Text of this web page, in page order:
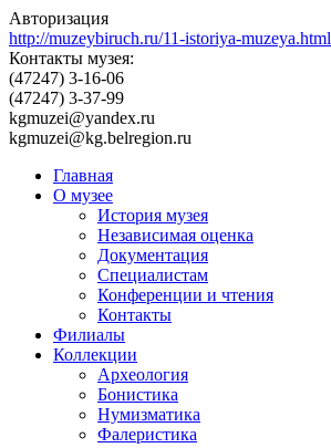
Авторизация
http://muzeybiruch.ru/11-istoriya-muzeya.html
Контакты музея:
(47247) 3-16-06
(47247) 3-37-99
kgmuzei@yandex.ru
kgmuzei@kg.belregion.ru
Главная
О музее
История музея
Независимая оценка
Документация
Специалистам
Конференции и чтения
Контакты
Филиалы
Коллекции
Археология
Бонистика
Нумизматика
Фалеристика